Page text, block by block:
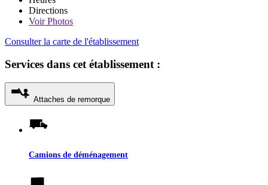
Directions
VoirPhotos
Consulter la carte de l'établissement
Services dans cet établissement :
Attaches de remorque
Camions de déménagement